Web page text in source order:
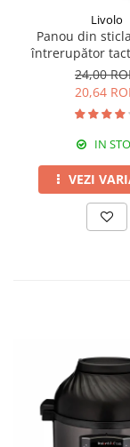
Livolo
Panou din
întrerupător
Livolo
24,00
20,64
IN
VEZI